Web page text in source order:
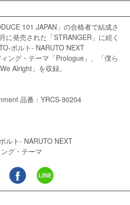
101 JAPAN」の合格者で結成さ
に発売された「STRANGER」に続く
ボルト- NARUTO NEXT
ング・テーマ「Prologue」、「僕ら
Alright」を収録。
品番：YRCS-90204
ルト- NARUTO NEXT
グ・テーマ